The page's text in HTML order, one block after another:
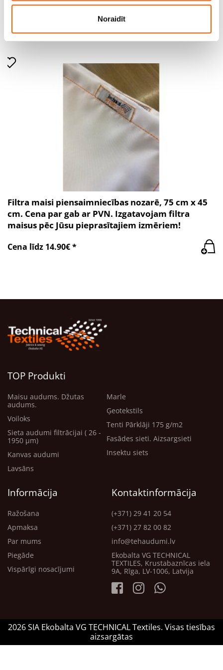
pakalpojumus.
Noraidīt
Silo bag
Filtra maisi piensaimniecības nozarē, 75 cm x 45
cm. Cena par gab ar PVN. Izgatavojam filtra
maisus pēc Jūsu pieprasītajiem izmēriem!
Cena līdz 14.90€ *
TOP Produkti
Maisu audums. Džutas
audums.
Voiloks
Sieta audumi filtrācijai ( 26 -
1950 μm)
Kanvas audumi
Lavsāns
Marle
Ģeotekstils
Tenti Pārklāji 175 g/m2
Fasādes sieti. Aizsargsieti
Insektu siets
Informācija
Ražošana
Apmaksa
Par mums
Piegāde
Vispārīgi nosacījumi
Kontaktinformācija
(+371) 29 41 20 54
(+371) 27 82 00 82
info@tehaudumi.lv
Ekobalta VG TECHNICAL
TEXTILES, Krustabaznīcas iela
9A, Rīga, LV-1006, Latvija
2026 SIA Ekobalta VG TECHNICAL Textiles. Visas tiesības
aizsargātas